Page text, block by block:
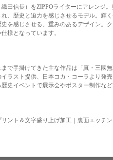
田信長）をZIPPOライターにアレンジ
、歴史と迫力を感じさせるモデル。輝
を感じさせる、重みのあるデザイン。
様となっています。
で手掛けてきた主な作品は「真・三國
ラスト提供、日本コカ・コーラより発
史イベントで展示会やポスター制作な
ント＆文字盛り上げ加工｜裏面エッチ